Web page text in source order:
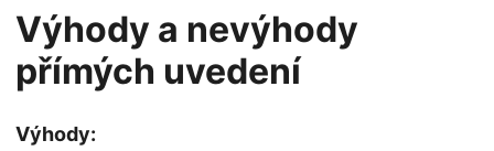
Výhody a nevýhody
přímých uvedení
Výhody: